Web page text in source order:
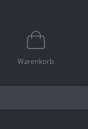
Warenkorb